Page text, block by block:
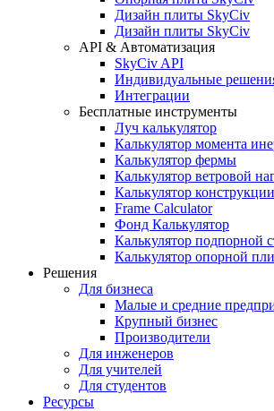
Дизайн плиты SkyCiv
Дизайн плиты SkyCiv
API & Автоматизация
SkyCiv API
Индивидуальные
Интеграции
Бесплатные инструменты
Луч калькулятор
Калькулятор момента
Калькулятор фермы
Калькулятор ветровой
Калькулятор
Frame Calculator
Фонд Калькулятор
Калькулятор подпорной
Калькулятор опорной
Решения
Для бизнеса
Малые и средние
Крупный бизнес
Производители
Для инженеров
Для учителей
Для студентов
Ресурсы